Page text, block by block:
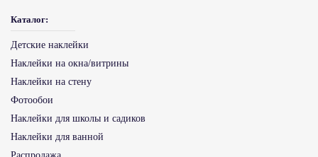
Каталог:
Детские наклейки
Наклейки на окна/витрины
Наклейки на стену
Фотообои
Наклейки для школы и садиков
Наклейки для ванной